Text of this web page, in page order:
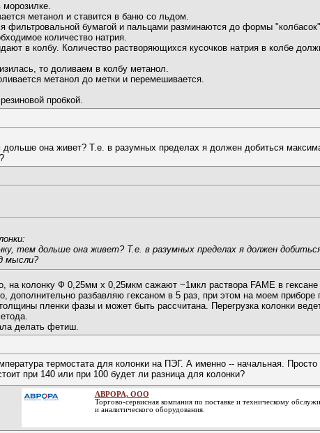
метанол и ставится в баню со льдом.
фильтровальной бумагой и пальцами разминаются до формы
количество натрия.
в колбу. Количество растворяющихся кусочков натрия в колбе
то доливаем в колбу метанол.
метанол до метки и перемешивается.
пробкой.
она живет? Т.е. в разумных пределах я должен добиться
тем дольше она живет? Т.е. в разумных пределах я должен
мысли?
на колонку Ф 0,25мм х 0,25мкм сажают ~1мкл раствора FAME в
дополнительно разбавляю гексаном в 5 раз, при этом на моем
пленки фазы и может быть рассчитана. Перегрузка колонки
делать фетиш.
термостата для колонки на ПЭГ. А именно -- начальная.
при 140 или при 100 будет ли разница для колонки?
АВРОРА, ООО
Торгово-сервисная компания по поставке и техническому
и аналитического оборудования.